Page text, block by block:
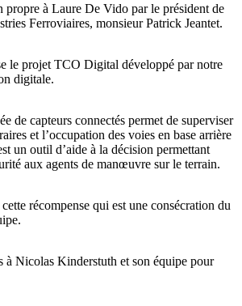
propre à Laure De Vido par le président de
Ferroviaires, monsieur Patrick Jeantet.
le projet TCO Digital développé par notre
digitale.
de capteurs connectés permet de superviser
et l’occupation des voies en base arrière
un outil d’aide à la décision permettant
aux agents de manœuvre sur le terrain.
récompense qui est une consécration du
à Nicolas Kinderstuth et son équipe pour